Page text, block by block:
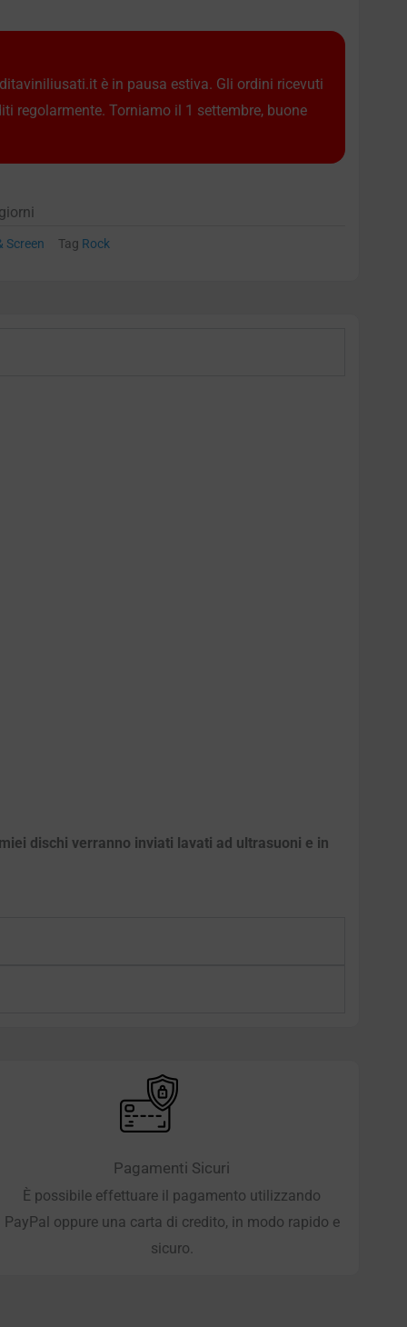
è in pausa estiva. Gli ordini ricevuti
regolarmente. Torniamo il 1 settembre, buone
Screen Tag Rock
dischi verranno inviati lavati ad ultrasuoni e in
Pagamenti Sicuri
È possibile effettuare il pagamento utilizzando
PayPal oppure una carta di credito, in modo rapido e
sicuro.